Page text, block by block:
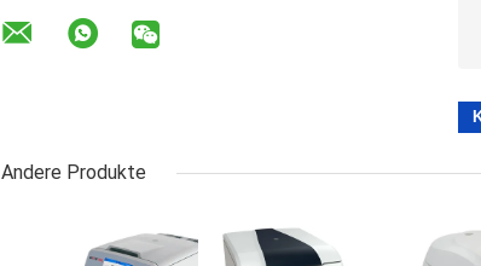
Andere Produkte